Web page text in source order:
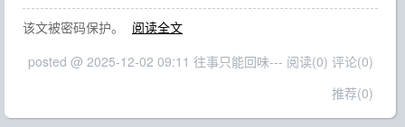
该文被密码保护。
阅读全文
posted @ 2025-12-02 09:11 往事只能回味--- 阅读(0) 评论(0)
推荐(0)